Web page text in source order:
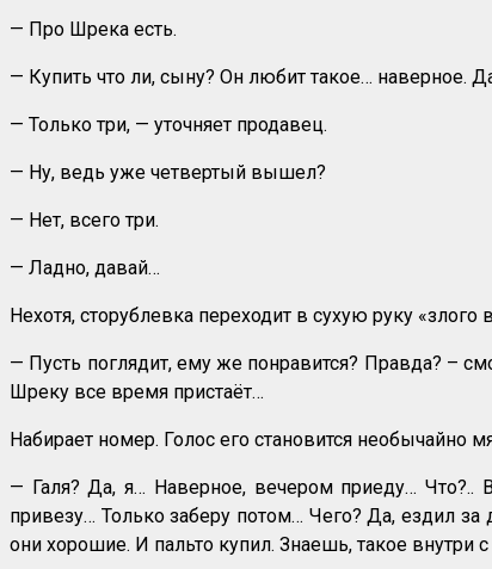
— Про Шрека есть.
— Купить что ли, сыну? Он любит такое… наверное.
— Только три, — уточняет продавец.
— Ну, ведь уже четвертый вышел?
— Нет, всего три.
— Ладно, давай…
Нехотя, сторублевка переходит в сухую руку «злого
— Пусть поглядит, ему же понравится? Правда? –
Шреку все время пристаёт…
Набирает номер. Голос его становится
— Галя? Да, я… Наверное, вечером приеду… Что?..
привезу… Только заберу потом… Чего? Да, ездил
они хорошие. И пальто купил. Знаешь, такое внутри